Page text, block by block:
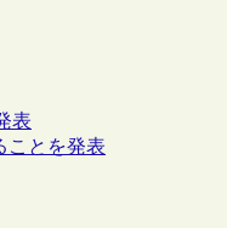
表
ことを発表